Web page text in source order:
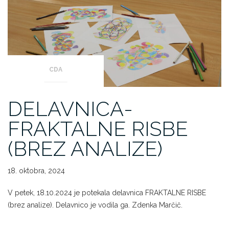
CDA
DELAVNICA-
FRAKTALNE RISBE
(BREZ ANALIZE)
18. oktobra, 2024
V petek, 18.10.2024 je potekala delavnica FRAKTALNE RISBE
(brez analize). Delavnico je vodila ga. Zdenka Marčič.